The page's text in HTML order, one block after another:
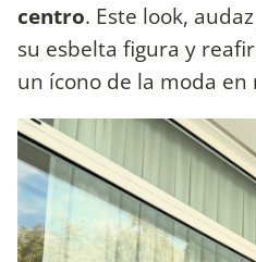
centro. Este look,
su esbelta figura y
un ícono de la moda en